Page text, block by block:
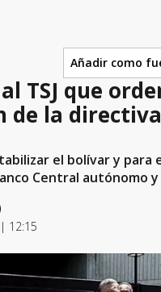
Añadir como
TSJ que
de la
el bolívar y para
Central autónomo y
12:15